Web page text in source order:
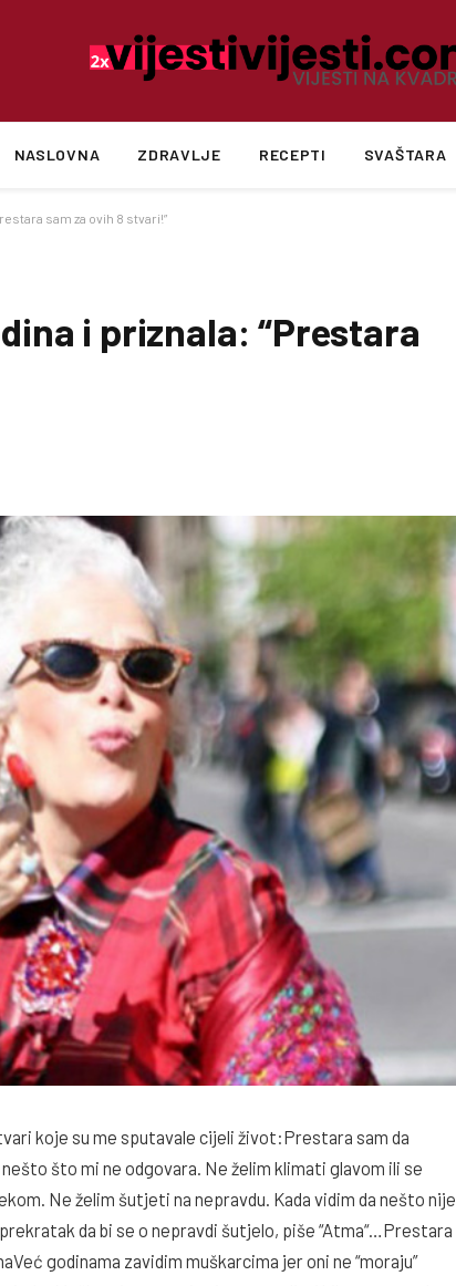
NASLOVNA ZDRAVLJE RECEPTI SVAŠTARA
sam za ovih 8 stvari!”
i priznala: “Prestara
koje su me sputavale cijeli život:Prestara sam da
što mi ne odgovara. Ne želim klimati glavom ili se
Ne želim šutjeti na nepravdu. Kada vidim da nešto nije
da bi se o nepravdi šutjelo, piše “Atma“…Prestara
godinama zavidim muškarcima jer oni ne “moraju”